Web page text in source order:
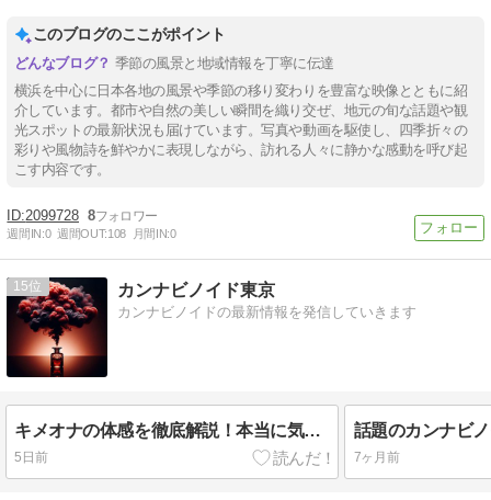
このブログのここがポイント
季節の風景と地域情報を丁寧に伝達
横浜を中心に日本各地の風景や季節の移り変わりを豊富な映像とともに紹
介しています。都市や自然の美しい瞬間を織り交ぜ、地元の旬な話題や観
光スポットの最新状況も届けています。写真や動画を駆使し、四季折々の
彩りや風物詩を鮮やかに表現しながら、訪れる人々に静かな感動を呼び起
こす内容です。
2099728 8
週間IN:0 週間OUT:108 月間IN:0
15 カンナビノイド東京
カンナビノイドの最新情報を発信していきます
キメオナの体感を徹底解説！本当に気持ちいいの？
5日前 7ヶ月前